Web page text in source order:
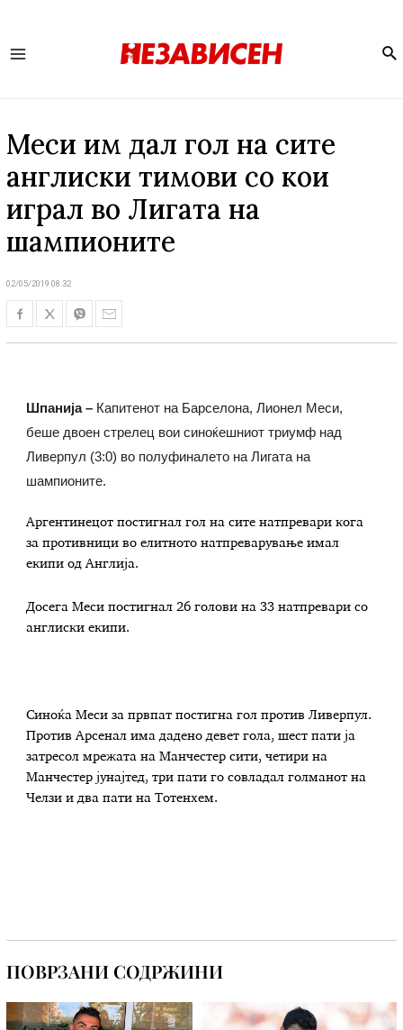
Меси им дал гол на сите
англиски тимови со кои
играл во Лигата на
шампионите
02/05/2019 08:32
Шпанија – Капитенот на Барселона, Лионел Меси,
беше двоен стрелец вои синоќешниот триумф над
Ливерпул (3:0) во полуфиналето на Лигата на
шампионите.
Аргентинецот постигнал гол на сите натпревари кога
за противници во елитното натпреварување имал
екипи од Англија.
Досега Меси постигнал 26 голови на 33 натпревари со
англиски екипи.
Синоќа Меси за првпат постигна гол против Ливерпул.
Против Арсенал има дадено девет гола, шест пати ја
затресол мрежата на Манчестер сити, четири на
Манчестер јунајтед, три пати го совладал голманот на
Челзи и два пати на Тотенхем.
ПОВРЗАНИ СОДРЖИНИ